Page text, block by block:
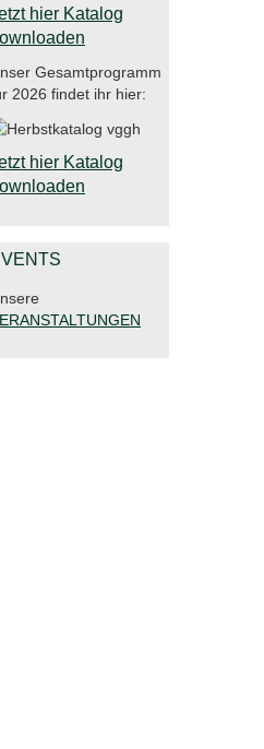
hier Katalog
Gesamtprogramm
2026 findet ihr hier:
hier Katalog